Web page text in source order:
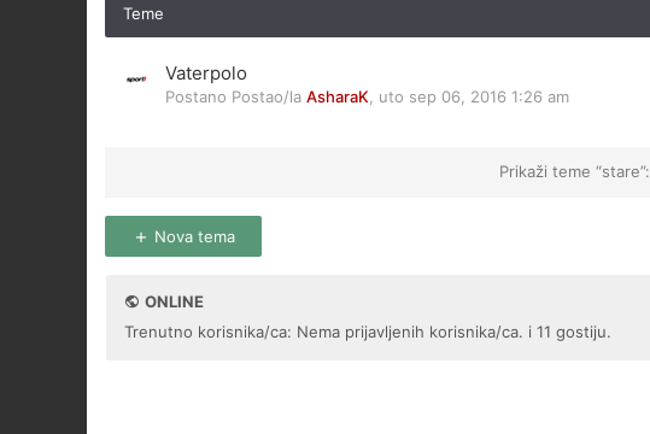
Teme
Vaterpolo
Postano Postao/la AsharaK uto sep 06, 2016 1:26 am
Prikaži teme “stare”:
Nova tema
ONLINE
Trenutno korisnika/ca: Nema prijavljenih korisnika/ca. i 11 gostiju.